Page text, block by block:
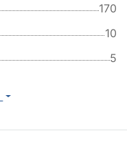
170
10
5